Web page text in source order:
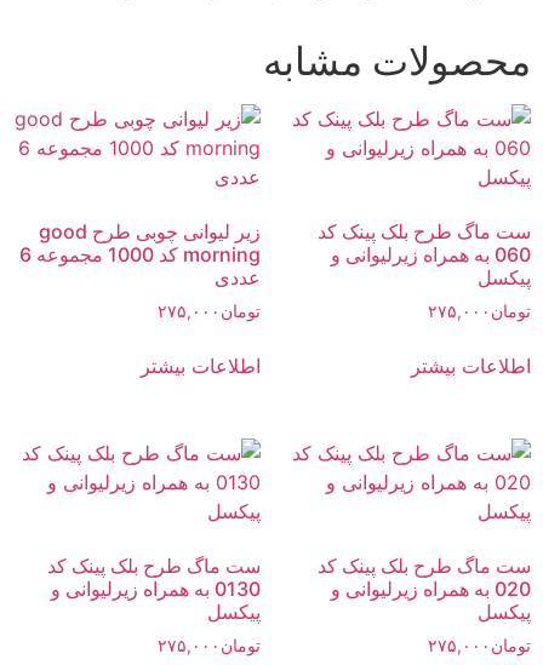
محصولات مشابه
ست ماگ طرح بلک پینک کد
060 به همراه زیرلیوانی و
پیکسل
تومان ۲۷۵,۰۰۰
اطلاعات بیشتر
زیر لیوانی چوبی طرح good
morning کد 1000 مجموعه 6
عددی
تومان ۲۷۵,۰۰۰
اطلاعات بیشتر
ست ماگ طرح بلک پینک کد
020 به همراه زیرلیوانی و
پیکسل
تومان ۲۷۵,۰۰۰
ست ماگ طرح بلک پینک کد
0130 به همراه زیرلیوانی و
پیکسل
تومان ۲۷۵,۰۰۰